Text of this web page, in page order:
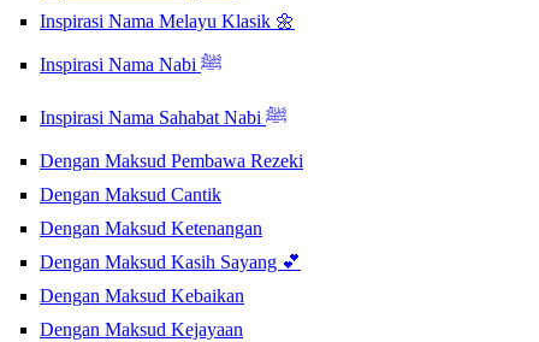
Inspirasi Nama Melayu Klasik 🌼
Inspirasi Nama Nabi ﷺ
Inspirasi Nama Sahabat Nabi ﷺ
Dengan Maksud Pembawa Rezeki
Dengan Maksud Cantik
Dengan Maksud Ketenangan
Dengan Maksud Kasih Sayang 💕
Dengan Maksud Kebaikan
Dengan Maksud Kejayaan